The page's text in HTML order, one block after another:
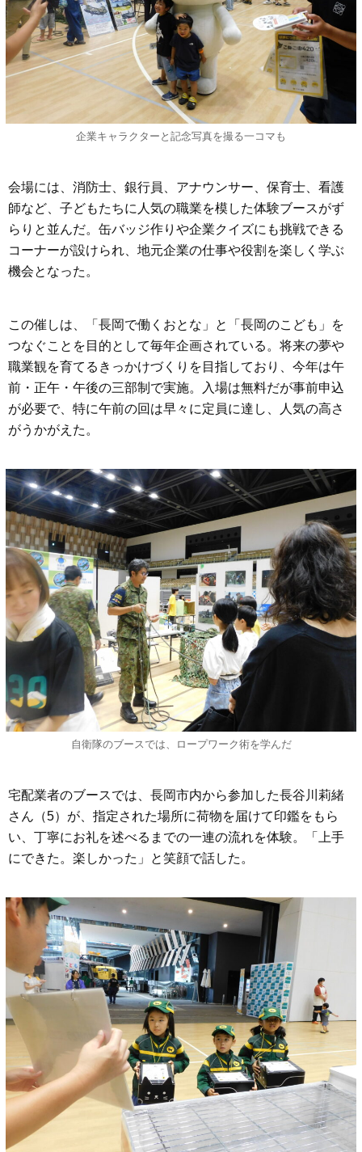
企業キャラクターと記念写真を撮る一コマも
会場には、消防士、銀行員、アナウンサー、保育士、看護
師など、子どもたちに人気の職業を模した体験ブースがず
らりと並んだ。缶バッジ作りや企業クイズにも挑戦できる
コーナーが設けられ、地元企業の仕事や役割を楽しく学ぶ
機会となった。
この催しは、「長岡で働くおとな」と「長岡のこども」を
つなぐことを目的として毎年企画されている。将来の夢や
職業観を育てるきっかけづくりを目指しており、今年は午
前・正午・午後の三部制で実施。入場は無料だが事前申込
が必要で、特に午前の回は早々に定員に達し、人気の高さ
がうかがえた。
自衛隊のブースでは、ロープワーク術を学んだ
宅配業者のブースでは、長岡市内から参加した長谷川莉緒
さん（5）が、指定された場所に荷物を届けて印鑑をもら
い、丁寧にお礼を述べるまでの一連の流れを体験。「上手
にできた。楽しかった」と笑顔で話した。